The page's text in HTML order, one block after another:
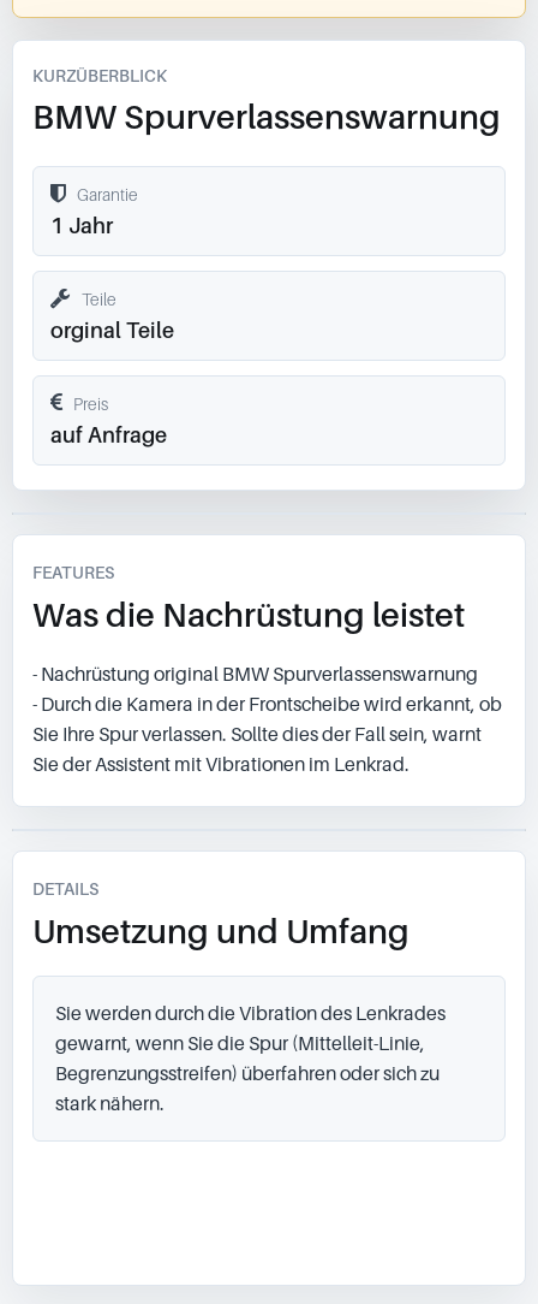
KURZÜBERBLICK
BMW Spurverlassenswarnung
Garantie
1 Jahr
Teile
orginal Teile
Preis
auf Anfrage
FEATURES
Was die Nachrüstung leistet
- Nachrüstung original BMW Spurverlassenswarnung
- Durch die Kamera in der Frontscheibe wird erkannt, ob
Sie Ihre Spur verlassen. Sollte dies der Fall sein, warnt
Sie der Assistent mit Vibrationen im Lenkrad.
DETAILS
Umsetzung und Umfang
Sie werden durch die Vibration des Lenkrades
gewarnt, wenn Sie die Spur (Mittelleit-Linie,
Begrenzungsstreifen) überfahren oder sich zu
stark nähern.